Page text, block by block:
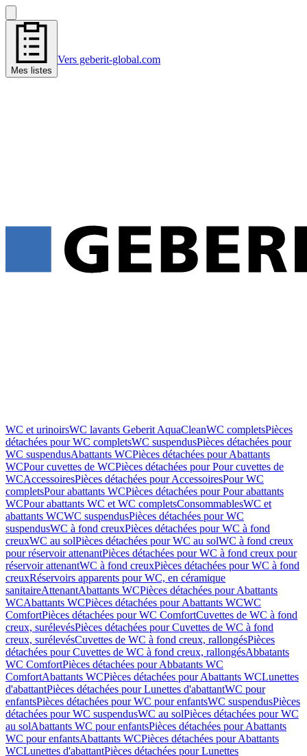
Mes listes
Vers geberit-global.com
WC et urinoirsWC lavants Geberit AquaCleanWC completsPièces
détachées pour WC completsWC suspendusPièces détachées pour
WC suspendusAbattants WCPièces détachées pour Abattants
WCPour cuvettes de WCPièces détachées pour Pour cuvettes de
WCAccessoiresPièces détachées pour AccessoiresPour WC
completsPour abattants WCPièces détachées pour Pour abattants
WCPour abattants WC et WC completsConsommablesWC et
abattants WCWC suspendusPièces détachées pour WC
suspendusWC à fond creuxPièces détachées pour WC à fond
creuxWC au solPièces détachées pour WC au solWC à fond creux
pour réservoir attenantPièces détachées pour WC à fond creux pour
réservoir attenantWC à fond creuxPièces détachées pour WC à fond
creuxRéservoirs apparents pour WC, en céramique
sanitaireAttenantAbattants WCPièces détachées pour Abattants
WCAbattants WCPièces détachées pour Abattants WCWC
ComfortPièces détachées pour WC ComfortCuvettes de WC à fond
creux, surélevésPièces détachées pour Cuvettes de WC à fond
creux, surélevésCuvettes de WC à fond creux, rallongésPièces
détachées pour Cuvettes de WC à fond creux, rallongésAbbatants
WC ComfortPièces détachées pour Abbatants WC
ComfortAbattants WCPièces détachées pour Abattants WCLunettes
d'abattantPièces détachées pour Lunettes d'abattantWC pour
enfantsPièces détachées pour WC pour enfantsWC suspendusPièces
détachées pour WC suspendusWC au solPièces détachées pour WC
au solAbattants WC pour enfantsPièces détachées pour Abattants
WC pour enfantsAbattants WCPièces détachées pour Abattants
WCLunettes d'abattantPièces détachées pour Lunettes